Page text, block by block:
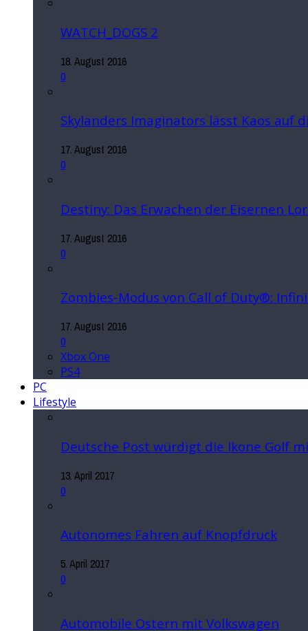
WATCH_DOGS 2
18. August 2016
0
Skylanders Imaginators lässt Kaos auf
17. August 2016
0
Destiny: Das Erwachen der Eisernen
17. August 2016
0
Zombies-Modus von Call of Duty®:
17. August 2016
0
Xbox One
PS4
PC
Lifestyle
Deutsche Post würdigt die Ikone Golf
13. April 2017
0
Autonomes Fahren auf Knopfdruck
5. April 2017
0
Automobile Ostern mit Volkswagen